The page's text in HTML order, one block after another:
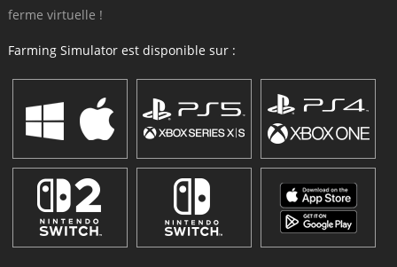
ferme virtuelle !
Farming Simulator est disponible sur :